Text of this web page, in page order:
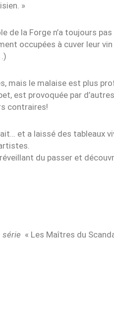
»
de la Forge n’a toujours
occupées à cuver leur
mais le malaise est plus
est provoquée par
contraires!
et a laissé des tableaux
du passer et
série « Les Maîtres du